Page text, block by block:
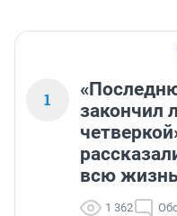
1
закончил
всю
1 362